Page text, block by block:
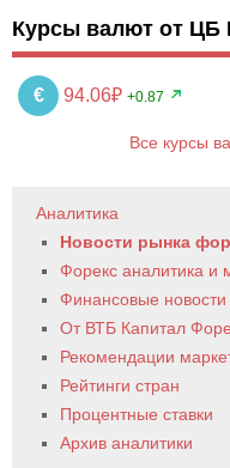
Курсы валют от ЦБ
€ 94.06₽ +0.87
Все курсы
Аналитика
Новости рынка
Форекс аналитика и
Финансовые новости
От ВТБ Капитал
Рекомендации
Рейтинги стран
Процентные ставки
Архив аналитики